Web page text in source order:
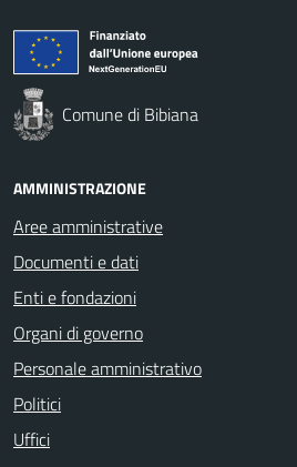
Comune di Bibiana
AMMINISTRAZIONE
Aree amministrative
Documenti e dati
Enti e fondazioni
Organi di governo
Personale amministrativo
Politici
Uffici